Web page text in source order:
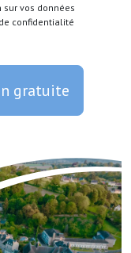
sur vos données
confidentialité
gratuite